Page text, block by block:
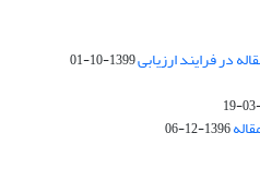
در فرایند ارزیابی1399-10-01
1396-12-06